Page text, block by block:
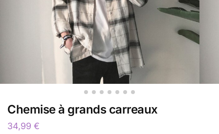
Chemise à grands carreaux
34,99 €